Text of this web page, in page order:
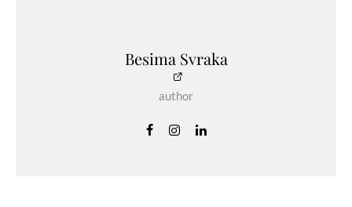
Besima Svraka
author